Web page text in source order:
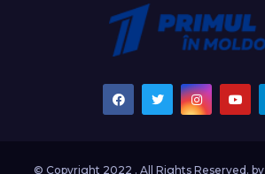
© Copyright 2022 . All Rights Reserved. by